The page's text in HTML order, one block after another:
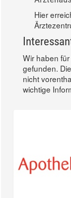
Hier
Wir haben
gefunden.
nicht
wichtige